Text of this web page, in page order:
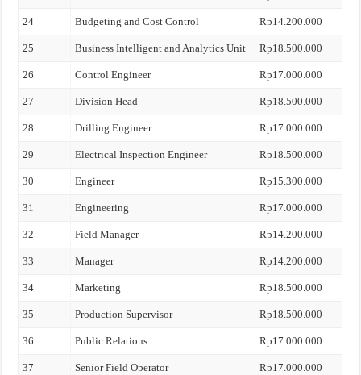
24 Budgeting and Cost Control Rp14.200.000
25 Business Intelligent and Analytics Unit Rp18.500.000
26 Control Engineer Rp17.000.000
27 Division Head Rp18.500.000
28 Drilling Engineer Rp17.000.000
29 Electrical Inspection Engineer Rp18.500.000
30 Engineer Rp15.300.000
31 Engineering Rp17.000.000
32 Field Manager Rp14.200.000
33 Manager Rp14.200.000
34 Marketing Rp18.500.000
35 Production Supervisor Rp18.500.000
36 Public Relations Rp17.000.000
37 Senior Field Operator Rp17.000.000